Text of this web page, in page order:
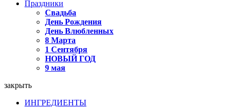
Праздники
Свадьба
День Рождения
День Влюбленных
8 Марта
1 Сентября
НОВЫЙ ГОД
9 мая
закрыть
ИНГРЕДИЕНТЫ